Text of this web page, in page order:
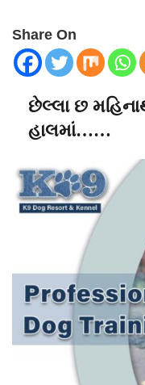
Share On
છેલ્લા છ
હાલમાં……